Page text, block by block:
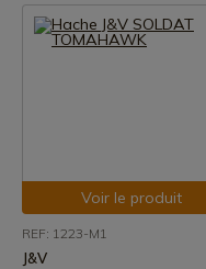
Voir le produit
REF: 1223-M1
J&V